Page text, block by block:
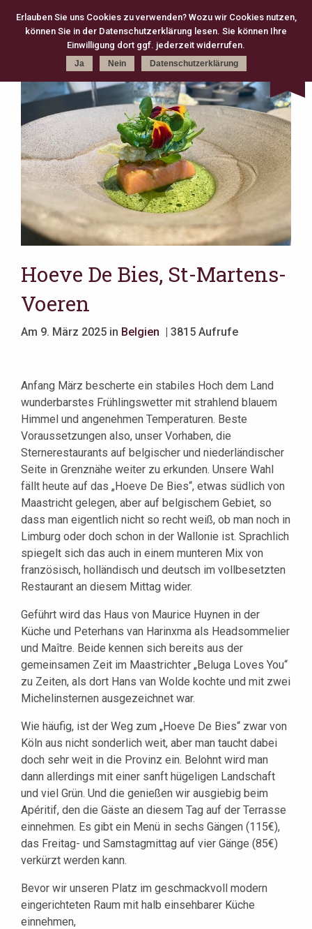
Hoeve De Bies, St-Martens-
Voeren
Am 9. März 2025 in Belgien | 3815 Aufrufe
Anfang März bescherte ein stabiles Hoch dem Land
wunderbarstes Frühlingswetter mit strahlend blauem
Himmel und angenehmen Temperaturen. Beste
Voraussetzungen also, unser Vorhaben, die
Sternerestaurants auf belgischer und niederländischer
Seite in Grenznähe weiter zu erkunden. Unsere Wahl
fällt heute auf das „Hoeve De Bies“, etwas südlich von
Maastricht gelegen, aber auf belgischem Gebiet, so
dass man eigentlich nicht so recht weiß, ob man noch in
Limburg oder doch schon in der Wallonie ist. Sprachlich
spiegelt sich das auch in einem munteren Mix von
französisch, holländisch und deutsch im vollbesetzten
Restaurant an diesem Mittag wider.
Geführt wird das Haus von Maurice Huynen in der
Küche und Peterhans van Harinxma als Headsommelier
und Maître. Beide kennen sich bereits aus der
gemeinsamen Zeit im Maastrichter „Beluga Loves You“
zu Zeiten, als dort Hans van Wolde kochte und mit zwei
Michelinsternen ausgezeichnet war.
Wie häufig, ist der Weg zum „Hoeve De Bies“ zwar von
Köln aus nicht sonderlich weit, aber man taucht dabei
doch sehr weit in die Provinz ein. Belohnt wird man
dann allerdings mit einer sanft hügeligen Landschaft
und viel Grün. Und die genießen wir ausgiebig beim
Apéritif, den die Gäste an diesem Tag auf der Terrasse
einnehmen. Es gibt ein Menü in sechs Gängen (115€),
das Freitag- und Samstagmittag auf vier Gänge (85€)
verkürzt werden kann.
Bevor wir unseren Platz im geschmackvoll modern
eingerichteten Raum mit halb einsehbarer Küche
einnehmen,
Kategorie Schlagworte
kreativ (301) Michelin (168)
Gourmet (83)
Fine Dining (82)
Köln (79)
moderne Klassik (75)
2 Michelin Stars (74)
französisch (64)
neue deutsche Küche (63)
Casual Fine Dining (59)
regional (58)
3 Michelin Stars (47)
Hannover (43)
Gault Millau (29)
japanisch (27)
klassisch (27)
Jeunes Restaurateurs (25)
Take Away (24)
Antwerpen (20)
asiatisch (18)
Österreich (18)
Berlin (17)
Bib Gourmand (16)
Amsterdam (15)
Erlauben Sie uns Cookies zu verwenden? Wozu wir Cookies nutzen,
können Sie in der Datenschutzerklärung lesen. Sie können Ihre
Einwilligung dort ggf. jederzeit widerrufen.
Ja Nein Datenschutzerklärung